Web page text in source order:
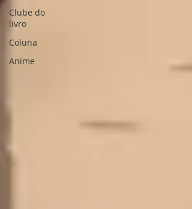
Clube do
livro
Coluna
Anime